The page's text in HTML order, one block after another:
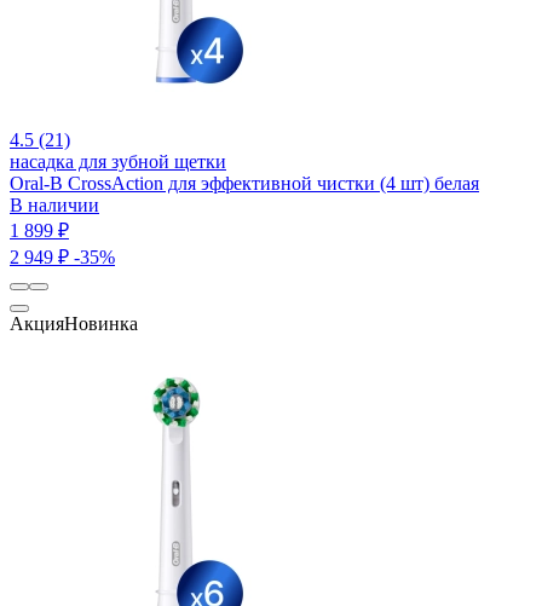
4.5 (21)
насадка для зубной щетки
Oral-B CrossAction для эффективной чистки (4 шт) белая
В наличии
1 899 ₽
2 949 ₽ -35%
АкцияНовинка